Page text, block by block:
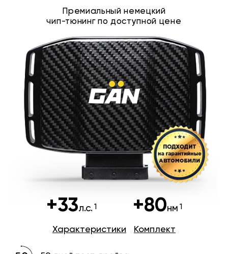
Премиальный немецкий
чип-тюнинг по доступной цене
+33л.с. +80нм
Характеристики Комплект